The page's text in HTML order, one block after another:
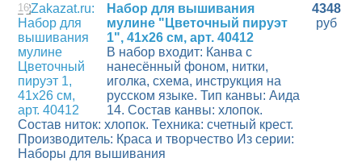
16
Набор для вышивания
мулине "Цветочный пируэт
1", 41х26 см, арт. 40412
В набор входит: Канва с
нанесённый фоном, нитки,
иголка, схема, инструкция на
русском языке. Тип канвы: Аида
14. Состав канвы: хлопок.
Состав ниток: хлопок. Техника: счетный крест.
Производитель: Краса и творчество Из серии:
Наборы для вышивания
4348
руб